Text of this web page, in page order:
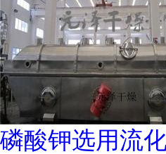
磷酸钾选用流